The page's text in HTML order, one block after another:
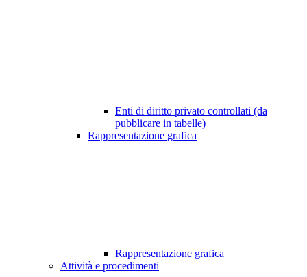
Enti di diritto privato controllati (da
pubblicare in tabelle)
Rappresentazione grafica
Rappresentazione grafica
Attività e procedimenti